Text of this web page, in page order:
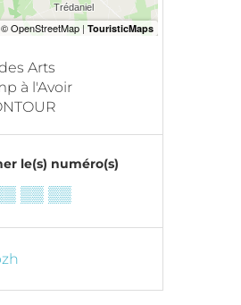
Arts
à l'Avoir
le(s) numéro(s)
▒▒ ▒▒